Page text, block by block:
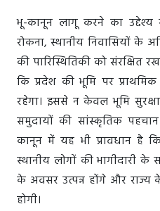
भू-कानून लागू करने का उद्देश्य
रोकना, स्थानीय निवासियों के
की पारिस्थितिकी को संरक्षित
कि प्रदेश की भूमि पर
रहेगा। इससे न केवल भूमि
समुदायों की सांस्कृतिक
कानून में यह भी प्रावधान है
स्थानीय लोगों की भागीदारी के
के अवसर उत्पन्न होंगे और राज्य
होगी।